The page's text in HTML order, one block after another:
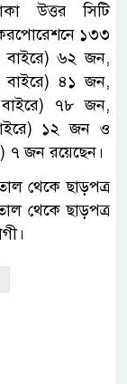
উত্তর সিটি
১৩৩
বাইরে) ৬২ জন,
বাইরে) ৪১ জন,
বাইরে) ৭৮ জন,
১২ জন ও
৭ জন রয়েছেন।
থেকে ছাড়পত্র
থেকে ছাড়পত্র